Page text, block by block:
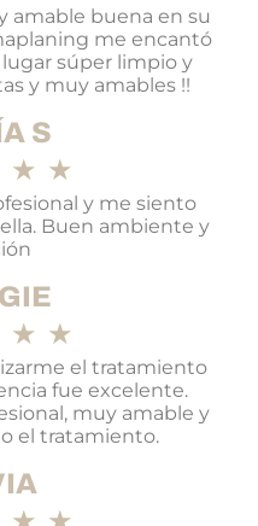
amable buena en su
me encantó
súper limpio y
y muy amables !!
S
★ ★
y me siento
Buen ambiente y
★ ★
el tratamiento
fue excelente.
muy amable y
el tratamiento.